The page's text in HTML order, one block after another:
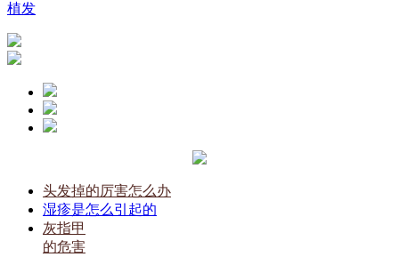
植发
头发掉的厉害怎么办
湿疹是怎么引起的
灰指甲
的危害